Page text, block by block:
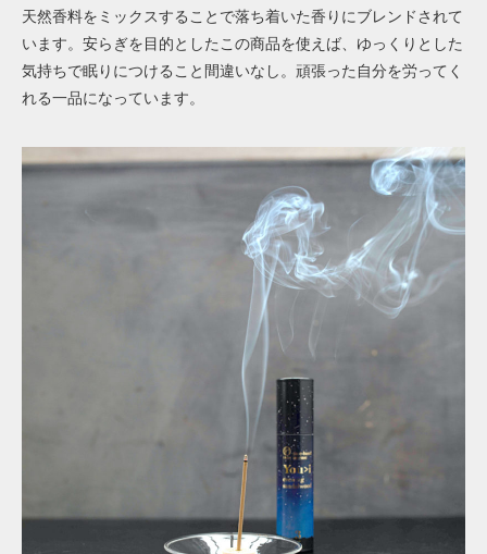
天然香料をミックスすることで落ち着いた香りにブレンドされて
います。安らぎを目的としたこの商品を使えば、ゆっくりとした
気持ちで眠りにつけること間違いなし。頑張った自分を労ってく
れる一品になっています。